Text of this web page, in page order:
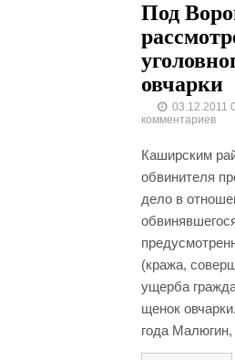
Под
овчарки
03.12.2011
комментариев
Каширским
обвинителя
дело в
(кража,
ущерба
щенок
года